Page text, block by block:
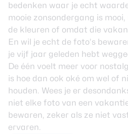
bedenken waar je echt
mooie zonsondergang is
de kleuren of omdat die
En wil je echt de foto’s
je vijf jaar geleden hebt
De één voelt meer voor
is hoe dan ook oké om wel of
houden. Wees je er
niet elke foto van een
bewaren, zeker als ze niet
ervaren.